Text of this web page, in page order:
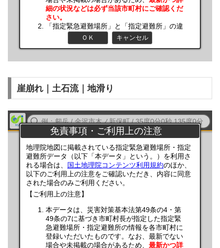
崖崩れ｜土石流｜地滑り